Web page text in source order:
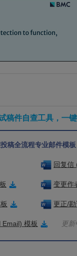
稿件自查工具，一
稿全流程专业邮件模
回复信
变更作
更正/
模板 更